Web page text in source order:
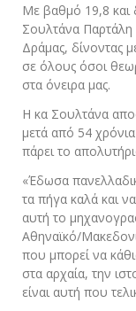
Με βαθμό 19,8 και
Σουλτάνα
Δράμας, δίνοντας
σε όλους όσοι
στα όνειρα μας.
Η κα Σουλτάνα
μετά από 54
πάρει το
«Έδωσα
τα πήγα καλά και
αυτή το
Αθηναϊκό/
που μπορεί να
στα αρχαία, την
είναι αυτή που